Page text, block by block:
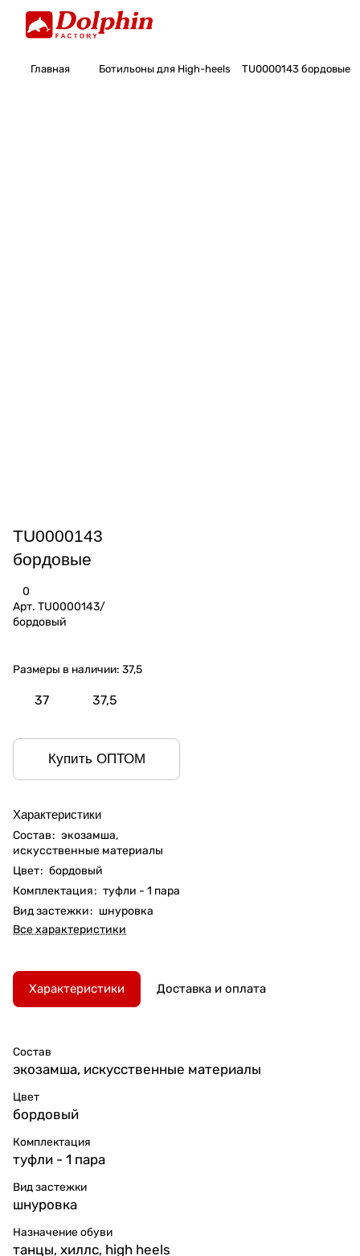
Главная Ботильоны для High-heels TU0000143 бордовые
TU0000143
бордовые
0
Арт. TU0000143/
бордовый
Размеры в наличии: 37,5
37 37,5
Купить ОПТОМ
Характеристики
Состав: экозамша,
искусственные материалы
Цвет: бордовый
Комплектация: туфли - 1 пара
Вид застежки: шнуровка
Все характеристики
Характеристики Доставка и оплата
Состав
экозамша, искусственные материалы
Цвет
бордовый
Комплектация
туфли - 1 пара
Вид застежки
шнуровка
Назначение обуви
танцы, хиллс, high heels